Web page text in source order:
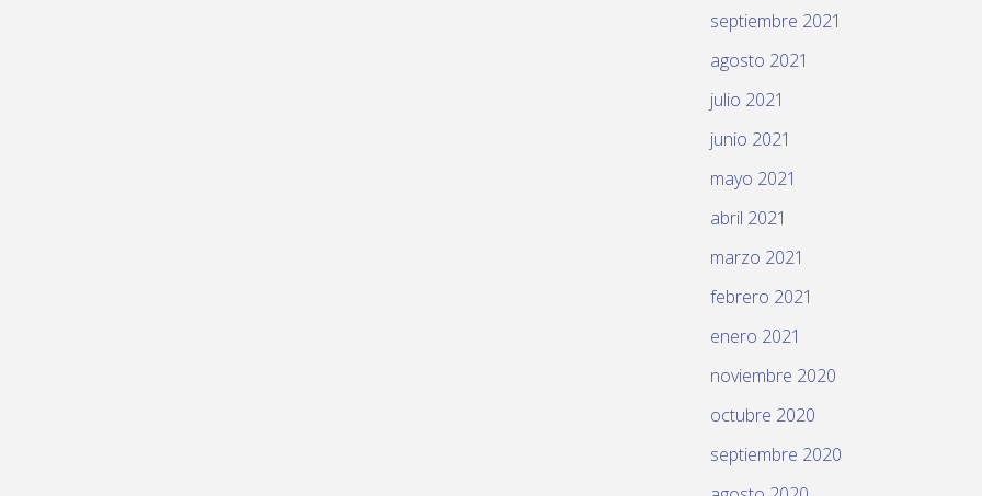
septiembre 2021
agosto 2021
julio 2021
junio 2021
mayo 2021
abril 2021
marzo 2021
febrero 2021
enero 2021
noviembre 2020
octubre 2020
septiembre 2020